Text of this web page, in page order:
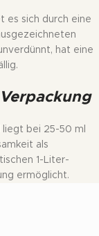
es sich durch eine
hat eine
bei 25-50 ml
als
1-Liter-
ermöglicht.